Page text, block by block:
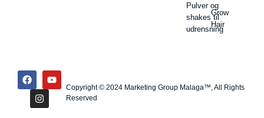
Pulver og
shakes til
udrensning
Grow
Hair
Copyright © 2024 Marketing Group Malaga™, All Rights
Reserved